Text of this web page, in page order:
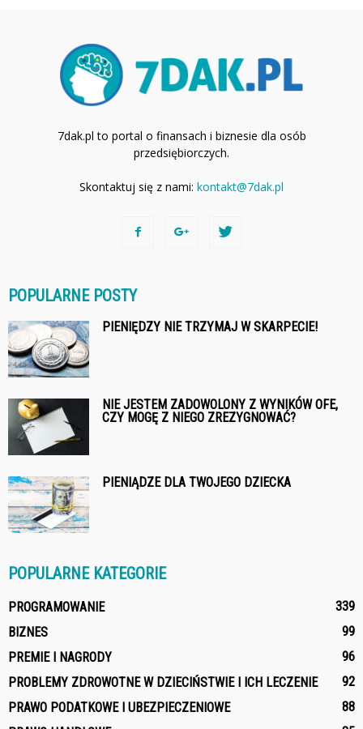
7dak.pl to portal o finansach i biznesie dla osób
przedsiębiorczych.
Skontaktuj się z nami: kontakt@7dak.pl
POPULARNE POSTY
PIENIĘDZY NIE TRZYMAJ W SKARPECIE!
NIE JESTEM ZADOWOLONY Z WYNIKÓW OFE,
CZY MOGĘ Z NIEGO ZREZYGNOWAĆ?
PIENIĄDZE DLA TWOJEGO DZIECKA
POPULARNE KATEGORIE
PROGRAMOWANIE
339
BIZNES
99
PREMIE I NAGRODY
96
PROBLEMY ZDROWOTNE W DZIECIŃSTWIE I ICH LECZENIE
92
PRAWO PODATKOWE I UBEZPIECZENIOWE
88